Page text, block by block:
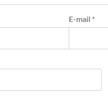
E-mail *